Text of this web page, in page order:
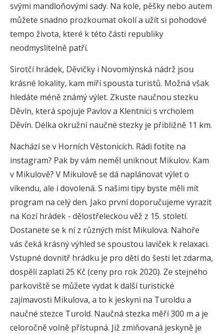
svými mandloňovými sady. Na kole, pěšky nebo autem
můžete snadno prozkoumat okolí a užít si pohodové
tempo života, které k této části republiky
neodmyslitelně patří.
Sirotčí hrádek, Děvičky i Novomlýnská nádrž jsou
krásné lokality, kam míří spousta turistů. Možná však
hledáte méně známý výlet. Zkuste naučnou stezku
Děvín, která spojuje Pavlov a Klentnici s vrcholem
Děvín. Délka okružní naučné stezky je přibližně 11 km.
Nachází se v Horních Věstonicích. Rádi fotíte na
instagram? Pak by vám neměl uniknout Mikulov. Kam
v Mikulově? V Mikulově se dá naplánovat výlet o
víkendu, ale i dovolená. S našimi tipy byste měli mít
program na celý den. Jako první doporučujeme vyrazit
na Kozí hrádek - dělostřeleckou věž z 15. století.
Dostanete se k ní z různých míst Mikulova. Nahoře
vás čeká krásný výhled se spoustou laviček k relaxaci.
Vstupné dovnitř hrádku je pro děti do šesti let zdarma,
dospělí zaplatí 25 Kč (ceny pro rok 2020). Ze stejného
parkoviště se můžete vydat k další turistické
zajímavosti Mikulova, a to k jeskyni na Turoldu a
naučné stezce Turold. Naučná stezka měří 300 m a je
celoročně volně přístupná. Již zmiňovaná jeskyně je